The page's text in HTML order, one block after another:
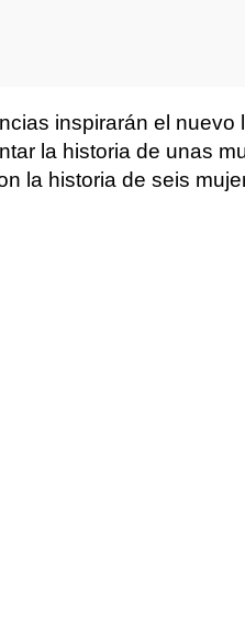
inspirarán el nuevo
la historia de unas
la historia de seis